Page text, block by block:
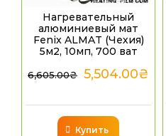
Нагревательный
алюминиевый мат
Fenix ALMAT (Чехия)
5м2, 10мп, 700 ват
6,605.00₴ 5,504.00₴
Купить